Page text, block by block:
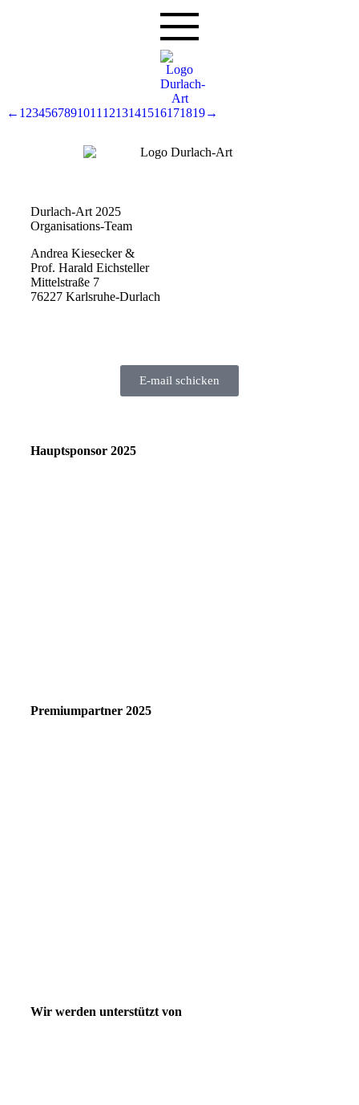
← 1 234567891011 1213141516171819→
Durlach-Art 2025
Organisations-Team
Andrea Kiesecker &
Prof. Harald Eichsteller
Mittelstraße 7
76227 Karlsruhe-Durlach
E-mail schicken
Hauptsponsor 2025
Premiumpartner 2025
Wir werden unterstützt von